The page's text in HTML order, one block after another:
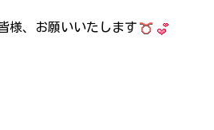
様、お願いいたします